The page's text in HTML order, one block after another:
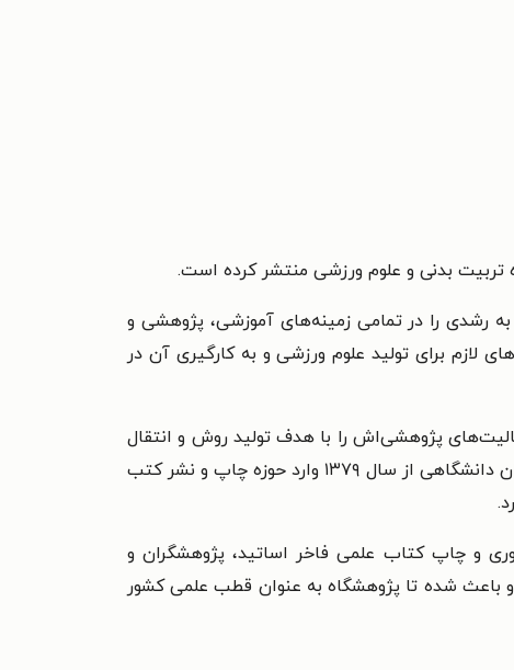
تربیت بدنی و علوم ورزشی منتشر کرده است.
رشدی را در تمامی زمینه‌های آموزشی، پژوهشی و
لازم برای تولید علوم ورزشی و به کارگیری آن در
فناوری در سال ۱۳۷۷ تاسیس شد و تلاش کرد تا فعالیت‌های پژوهشی‌اش را با هدف تولید روش و انتقال
یافته‌های نوین علمی به جامعه ورزش و علاقمندان به نشر آثار علوم ورزشی همسو کند. پژوهشکده با همکاری ناشران دانشگاهی از سال ۱۳۷۹ وارد حوزه چاپ و نشر کتب
و چاپ کتاب علمی فاخر اساتید، پژوهشگران و
و باعث شده تا پژوهشگاه به عنوان قطب علمی کشور